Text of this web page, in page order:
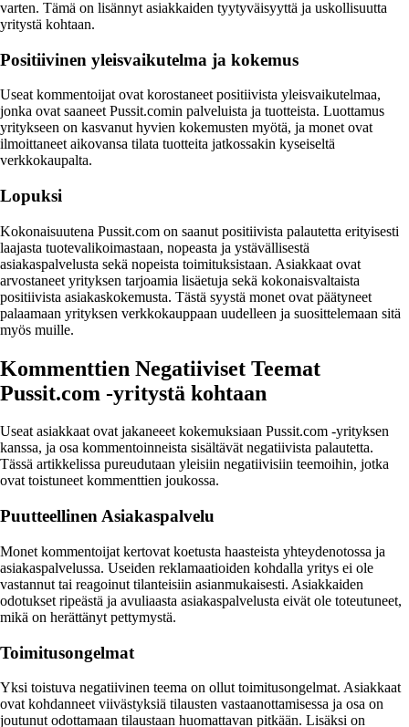
varten. Tämä on lisännyt asiakkaiden tyytyväisyyttä ja uskollisuutta
yritystä kohtaan.
Positiivinen yleisvaikutelma ja kokemus
Useat kommentoijat ovat korostaneet positiivista yleisvaikutelmaa,
jonka ovat saaneet Pussit.comin palveluista ja tuotteista. Luottamus
yritykseen on kasvanut hyvien kokemusten myötä, ja monet ovat
ilmoittaneet aikovansa tilata tuotteita jatkossakin kyseiseltä
verkkokaupalta.
Lopuksi
Kokonaisuutena Pussit.com on saanut positiivista palautetta erityisesti
laajasta tuotevalikoimastaan, nopeasta ja ystävällisestä
asiakaspalvelusta sekä nopeista toimituksistaan. Asiakkaat ovat
arvostaneet yrityksen tarjoamia lisäetuja sekä kokonaisvaltaista
positiivista asiakaskokemusta. Tästä syystä monet ovat päätyneet
palaamaan yrityksen verkkokauppaan uudelleen ja suosittelemaan sitä
myös muille.
Kommenttien Negatiiviset Teemat
Pussit.com -yritystä kohtaan
Useat asiakkaat ovat jakaneeet kokemuksiaan Pussit.com -yrityksen
kanssa, ja osa kommentoinneista sisältävät negatiivista palautetta.
Tässä artikkelissa pureudutaan yleisiin negatiivisiin teemoihin, jotka
ovat toistuneet kommenttien joukossa.
Puutteellinen Asiakaspalvelu
Monet kommentoijat kertovat koetusta haasteista yhteydenotossa ja
asiakaspalvelussa. Useiden reklamaatioiden kohdalla yritys ei ole
vastannut tai reagoinut tilanteisiin asianmukaisesti. Asiakkaiden
odotukset ripeästä ja avuliaasta asiakaspalvelusta eivät ole toteutuneet,
mikä on herättänyt pettymystä.
Toimitusongelmat
Yksi toistuva negatiivinen teema on ollut toimitusongelmat. Asiakkaat
ovat kohdanneet viivästyksiä tilausten vastaanottamisessa ja osa on
joutunut odottamaan tilaustaan huomattavan pitkään. Lisäksi on